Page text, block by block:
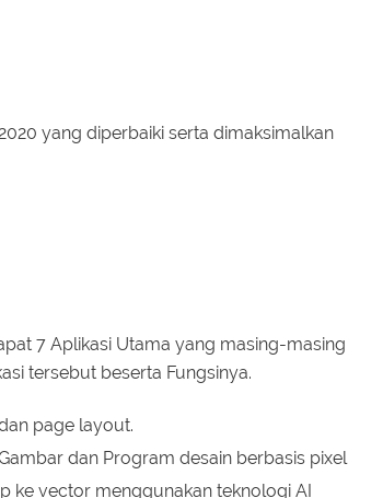
yang diperbaiki serta dimaksimalkan
7 Aplikasi Utama yang masing-masing
tersebut beserta Fungsinya.
page layout.
dan Program desain berbasis pixel
ke vector menggunakan teknologi AI